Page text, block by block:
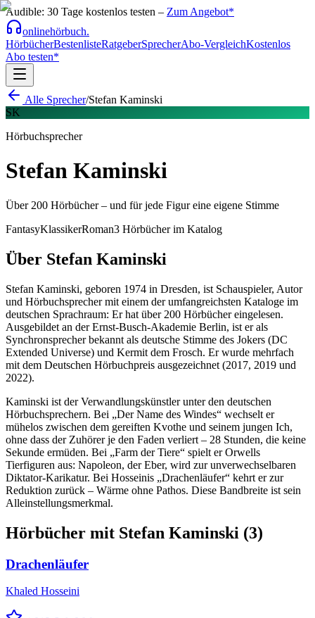
Audible: 30 Tage kostenlos testen – Zum Angebot*
onlinehörbuch.
HörbücherBestenlisteRatgeberSprecherAbo-VergleichKostenlos
Abo testen*
Alle Sprecher/Stefan Kaminski
SK
Hörbuchsprecher
Stefan Kaminski
Über 200 Hörbücher – und für jede Figur eine eigene Stimme
FantasyKlassikerRoman3 Hörbücher im Katalog
Über Stefan Kaminski
Stefan Kaminski, geboren 1974 in Dresden, ist Schauspieler, Autor
und Hörbuchsprecher mit einem der umfangreichsten Kataloge im
deutschen Sprachraum: Er hat über 200 Hörbücher eingelesen.
Ausgebildet an der Ernst-Busch-Akademie Berlin, ist er als
Synchronsprecher bekannt als deutsche Stimme des Jokers (DC
Extended Universe) und Kermit dem Frosch. Er wurde mehrfach
mit dem Deutschen Hörbuchpreis ausgezeichnet (2017, 2019 und
2022).
Kaminski ist der Verwandlungskünstler unter den deutschen
Hörbuchsprechern. Bei „Der Name des Windes“ wechselt er
mühelos zwischen dem gereiften Kvothe und seinem jungen Ich,
ohne dass der Zuhörer je den Faden verliert – 28 Stunden, die keine
Sekunde ermüden. Bei „Farm der Tiere“ spielt er Orwells
Tierfiguren aus: Napoleon, der Eber, wird zur unverwechselbaren
Diktator-Karikatur. Bei Hosseinis „Drachenläufer“ kehrt er zur
Reduktion zurück – Wärme ohne Pathos. Diese Bandbreite ist sein
Alleinstellungsmerkmal.
Hörbücher mit Stefan Kaminski (3)
Drachenläufer
Khaled Hosseini